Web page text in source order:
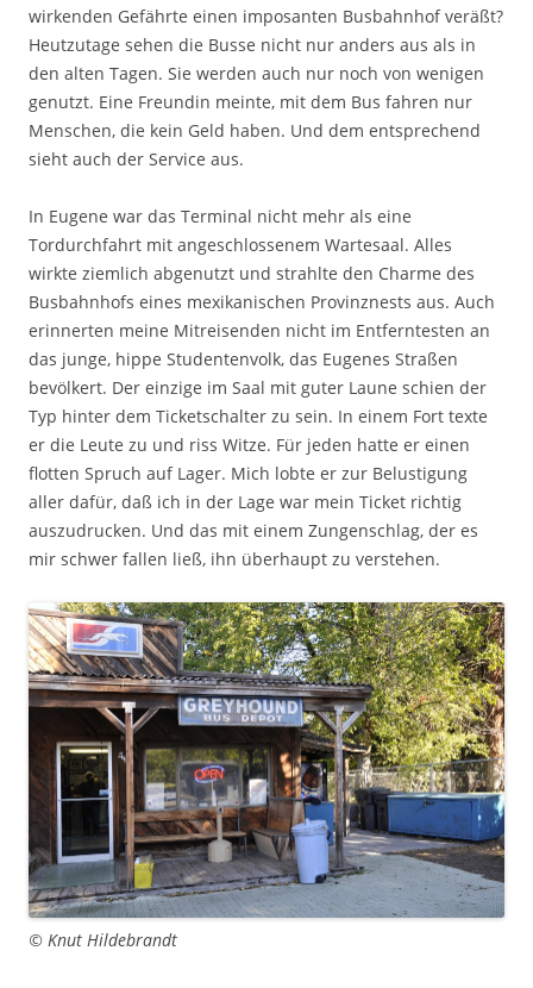
wirkenden Gefährte einen imposanten Busbahnhof veräßt?
Heutzutage sehen die Busse nicht nur anders aus als in
den alten Tagen. Sie werden auch nur noch von wenigen
genutzt. Eine Freundin meinte, mit dem Bus fahren nur
Menschen, die kein Geld haben. Und dem entsprechend
sieht auch der Service aus.
In Eugene war das Terminal nicht mehr als eine
Tordurchfahrt mit angeschlossenem Wartesaal. Alles
wirkte ziemlich abgenutzt und strahlte den Charme des
Busbahnhofs eines mexikanischen Provinznests aus. Auch
erinnerten meine Mitreisenden nicht im Entferntesten an
das junge, hippe Studentenvolk, das Eugenes Straßen
bevölkert. Der einzige im Saal mit guter Laune schien der
Typ hinter dem Ticketschalter zu sein. In einem Fort texte
er die Leute zu und riss Witze. Für jeden hatte er einen
flotten Spruch auf Lager. Mich lobte er zur Belustigung
aller dafür, daß ich in der Lage war mein Ticket richtig
auszudrucken. Und das mit einem Zungenschlag, der es
mir schwer fallen ließ, ihn überhaupt zu verstehen.
© Knut Hildebrandt